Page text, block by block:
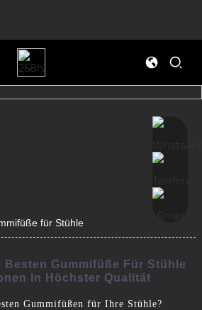
für Stühle
Besten Gummifüße Für Stühle
In Höchster Qualität
Gummifüßen für Ihre Stühle?